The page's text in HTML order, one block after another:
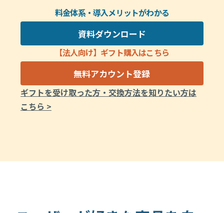
料金体系・導入メリットがわかる
資料ダウンロード
【法人向け】ギフト購入はこちら
無料アカウント登録
ギフトを受け取った方・交換方法を知りたい方は
こちら >